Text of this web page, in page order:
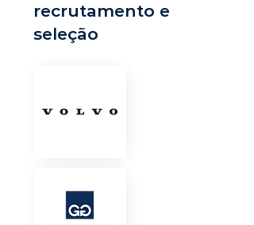
recrutamento e
seleção